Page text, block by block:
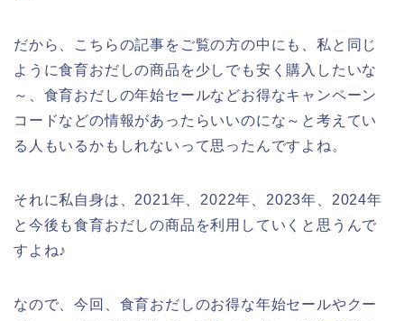
だから、こちらの記事をご覧の方の中にも、私と同じ
ように食育おだしの商品を少しでも安く購入したいな
～、食育おだしの年始セールなどお得なキャンペーン
コードなどの情報があったらいいのにな～と考えてい
る人もいるかもしれないって思ったんですよね。
それに私自身は、2021年、2022年、2023年、2024年
と今後も食育おだしの商品を利用していくと思うんで
すよね♪
なので、今回、食育おだしのお得な年始セールやクー